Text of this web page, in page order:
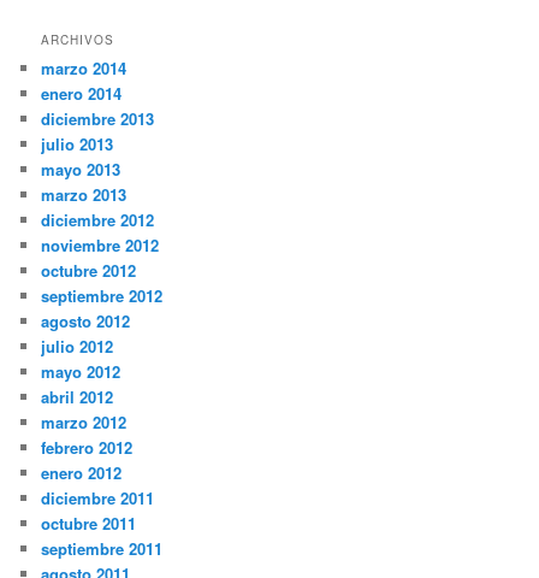
ARCHIVOS
marzo 2014
enero 2014
diciembre 2013
julio 2013
mayo 2013
marzo 2013
diciembre 2012
noviembre 2012
octubre 2012
septiembre 2012
agosto 2012
julio 2012
mayo 2012
abril 2012
marzo 2012
febrero 2012
enero 2012
diciembre 2011
octubre 2011
septiembre 2011
agosto 2011